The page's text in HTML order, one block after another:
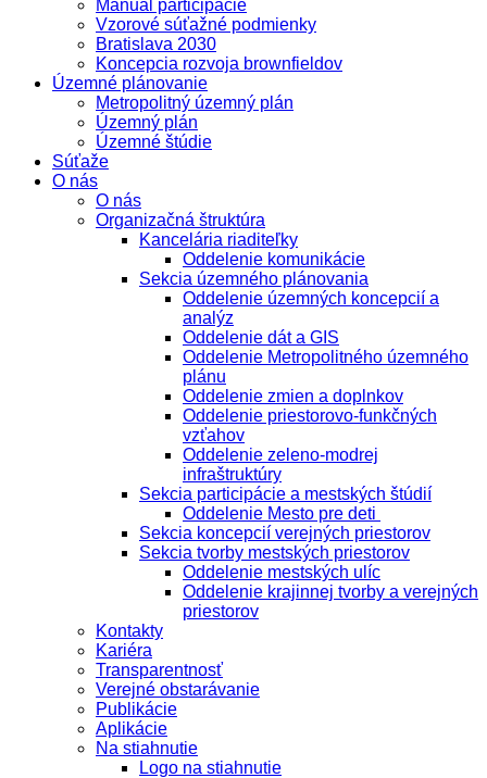
Manuál participácie
Vzorové súťažné podmienky
Bratislava 2030
Koncepcia rozvoja brownfieldov
Územné plánovanie
Metropolitný územný plán
Územný plán
Územné štúdie
Súťaže
O nás
O nás
Organizačná štruktúra
Kancelária riaditeľky
Oddelenie komunikácie
Sekcia územného plánovania
Oddelenie územných koncepcií a
analýz
Oddelenie dát a GIS
Oddelenie Metropolitného územného
plánu
Oddelenie zmien a doplnkov
Oddelenie priestorovo-funkčných
vzťahov
Oddelenie zeleno-modrej
infraštruktúry
Sekcia participácie a mestských štúdií
Oddelenie Mesto pre deti
Sekcia koncepcií verejných priestorov
Sekcia tvorby mestských priestorov
Oddelenie mestských ulíc
Oddelenie krajinnej tvorby a verejných
priestorov
Kontakty
Kariéra
Transparentnosť
Verejné obstarávanie
Publikácie
Aplikácie
Na stiahnutie
Logo na stiahnutie